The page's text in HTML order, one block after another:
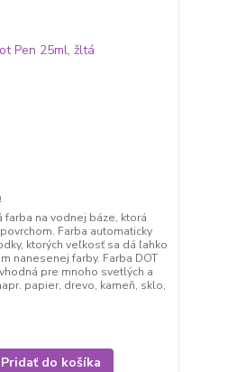
farba na vodnej báze, ktorá
Farba automaticky
ktorých veľkosť sa dá ľahko
nanesenej farby. Farba DOT
pre mnoho svetlých a
papier, drevo, kameň, sklo,
Pridať do košíka